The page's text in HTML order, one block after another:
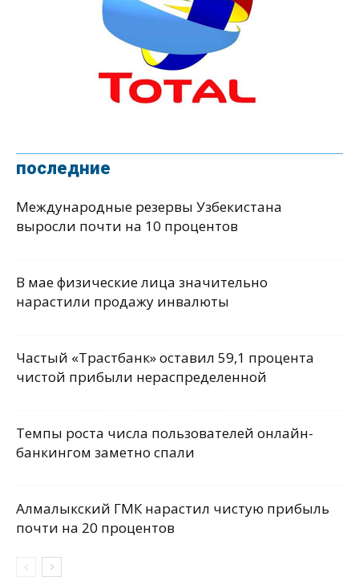
последние
Международные резервы Узбекистана
выросли почти на 10 процентов
В мае физические лица значительно
нарастили продажу инвалюты
Частый «Трастбанк» оставил 59,1 процента
чистой прибыли нераспределенной
Темпы роста числа пользователей онлайн-
банкингом заметно спали
Алмалыкский ГМК нарастил чистую прибыль
почти на 20 процентов